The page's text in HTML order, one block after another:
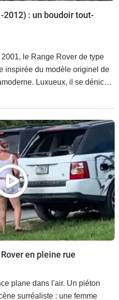
2012) : un boudoir tout-
le Range Rover de type
inspirée du modèle originel de
Luxueux, il se déniche
en pleine rue
plane dans l'air. Un piéton
surréaliste : une femme